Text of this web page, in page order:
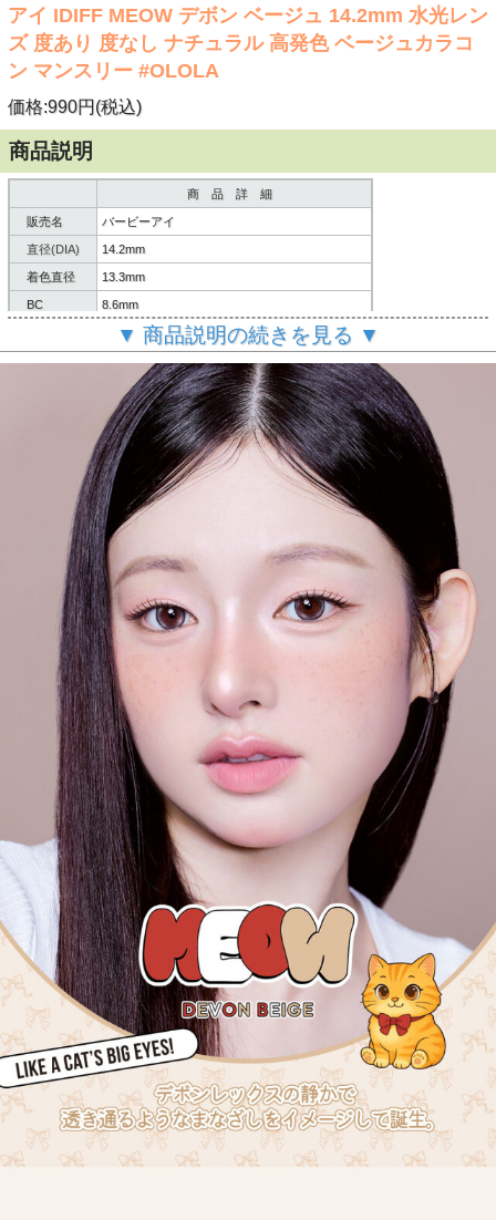
アイ IDIFF MEOW デボン ベージュ 14.2mm 水光レン
ズ 度あり 度なし ナチュラル 高発色 ベージュカラコ
ン マンスリー #OLOLA
価格:990円(税込)
商品説明
商 品 詳 細
販売名 バービーアイ
直径(DIA) 14.2mm
着色直径 13.3mm
BC 8.6mm
38%
HEMA素材
1ヶ月用
韓国
個人輸入扱いとなります。 (必読)
御注意下さい
■使用に際しては、使用説明書をよくお読みください。
■連続してご使用の際は４時間おきに一度コンタクレンズを
外し目を休ませていただく事を推奨します。
【瓶の開封と使用説明書について】
▼ 商品説明の続きを見る ▼